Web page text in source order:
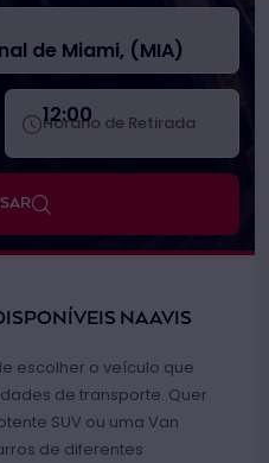
Horário de Retirada
12:00
NA AVIS
escolher o veículo que
de transporte. Quer
SUV ou uma Van
de diferentes